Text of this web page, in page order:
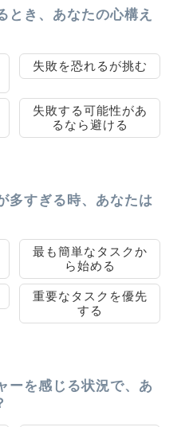
とき、あなたの心構え
失敗を恐れるが挑む
失敗する可能性があ
るなら避ける
多すぎる時、あなたは
最も簡単なタスクか
ら始める
重要なタスクを優先
する
ーを感じる状況で、あ